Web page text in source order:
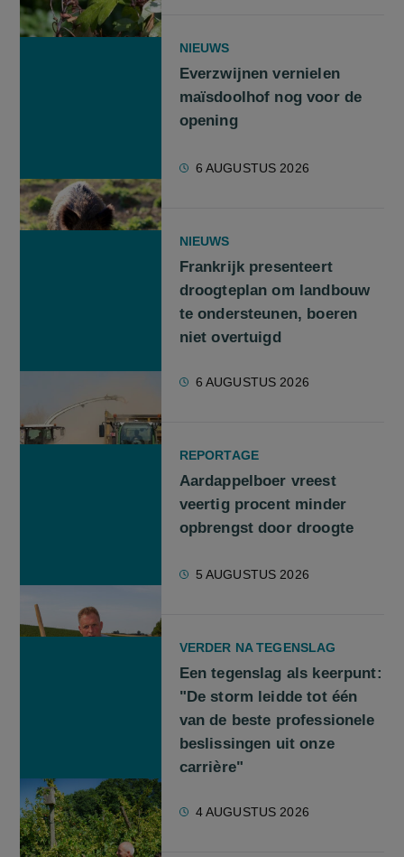
NIEUWS
Everzwijnen vernielen
maïsdoolhof nog voor de
opening
6 AUGUSTUS 2026
NIEUWS
Frankrijk presenteert
droogteplan om landbouw
te ondersteunen, boeren
niet overtuigd
6 AUGUSTUS 2026
REPORTAGE
Aardappelboer vreest
veertig procent minder
opbrengst door droogte
5 AUGUSTUS 2026
VERDER NA TEGENSLAG
Een tegenslag als keerpunt:
"De storm leidde tot één
van de beste professionele
beslissingen uit onze
carrière"
4 AUGUSTUS 2026